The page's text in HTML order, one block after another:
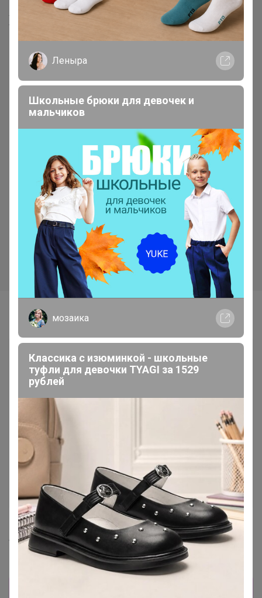
Хиты продаж
1 377р
Cap aus Baumwolltwill mit
Motivstickerei
Bestickter Deep Plunge-BH
Самые желанные
7 419р
Sneaker aus Veloursleder
423р
Body mit Kreuzverschluss
Леныра
Школьные брюки для девочек и
мальчиков
мозаика
Классика с изюминкой - школьные
туфли для девочки TYAGI за 1529
рублей